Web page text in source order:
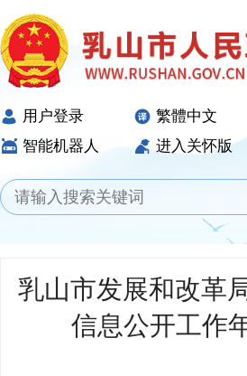
用户登录 繁體中文
智能机器人
进入关怀版
乳山市发展和改革
信息公开工作